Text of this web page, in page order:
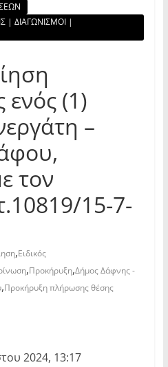
| ΔΙΑΓΩΝΙΣΜΟΙ |
(1)
–
τον
15-7-
,Ειδικός
,Προκήρυξη,Δήμος Δάφνης -
,Προκήρυξη πλήρωσης θέσης
2024, 13:17